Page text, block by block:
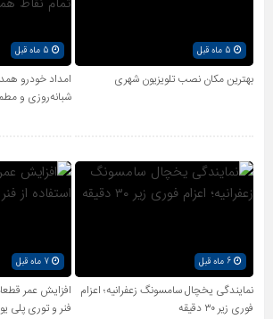
بهترین مکان نصب تلویزیون شهری
امداد خودرو
شبانه‌روزی و
6 ماه قبل
نمایندگی یخچال سامسونگ زعفرانیه؛ اعزام
فوری زیر ۳۰ دقیقه
افزایش عمر
فنر و توری پلی